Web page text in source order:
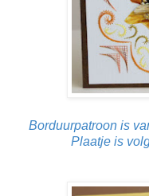
Borduurpatroon is
Plaatje is